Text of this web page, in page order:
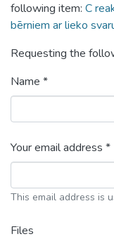
following item: C
bērniem ar lieko
Requesting the
Name *
Your email address *
This email address is
Files